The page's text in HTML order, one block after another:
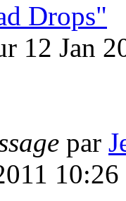
Drops"
12 Jan
par
10:26